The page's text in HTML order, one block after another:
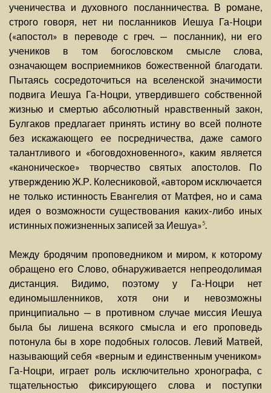
ученичества и духовного посланничества. В романе,
строго говоря, нет ни посланников Иешуа Га-Ноцри
(«апостол» в переводе с греч. — посланник), ни его
учеников в том богословском смысле слова,
означающем восприемников божественной благодати.
Пытаясь сосредоточиться на вселенской значимости
подвига Иешуа Га-Ноцри, утвердившего собственной
жизнью и смертью абсолютный нравственный закон,
Булгаков предлагает принять истину во всей полноте
без искажающего ее посредничества, даже самого
талантливого и «боговдохновенного», каким является
«каноническое» творчество святых апостолов. По
утверждению Ж.Р. Колесниковой, «автором исключается
не только истинность Евангелия от Матфея, но и сама
идея о возможности существования каких-либо иных
истинных пожизненных записей за Иешуа»5.
Между бродячим проповедником и миром, к которому
обращено его Слово, обнаруживается непреодолимая
дистанция. Видимо, поэтому у Га-Ноцри нет
единомышленников, хотя они и невозможны
принципиально — в противном случае миссия Иешуа
была бы лишена всякого смысла и его проповедь
потонула бы в хоре подобных голосов. Левий Матвей,
называющий себя «верным и единственным учеником»
Га-Ноцри, играет роль исключительно хронографа, с
тщательностью фиксирующего слова и поступки